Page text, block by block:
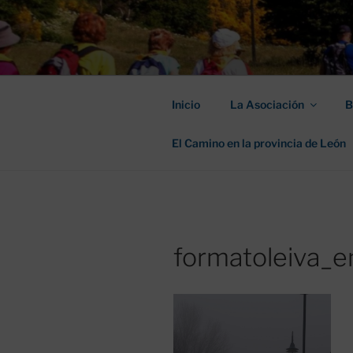
Saltar
al
contenido
SANTIAGO
Inicio La Asociación
El Camino en la provincia de León